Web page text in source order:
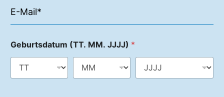
Geburtsdatum (TT. MM. JJJJ) *